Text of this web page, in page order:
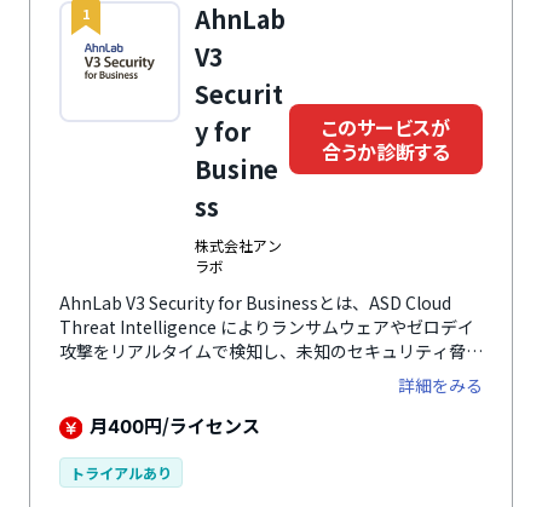
1
AhnLab
V3
Securit
y for
Busine
ss
株式会社アン
ラボ
このサービスが
合うか診断する
AhnLab V3 Security for Businessとは、ASD Cloud
Threat Intelligence によりランサムウェアやゼロデイ
攻撃をリアルタイムで検知し、未知のセキュリティ脅威
を遮断して企業のIT環境を保護するウイルス対策ソフト
です。 クラウドベースのマネジメントでセキュリティ
運用の利便性を向上し、セキュリティ環境構築のコスト
一元管理・保護できます。さまざまな認証機関も認める
詳細をみる
月400円/ライセンス
トライアルあり